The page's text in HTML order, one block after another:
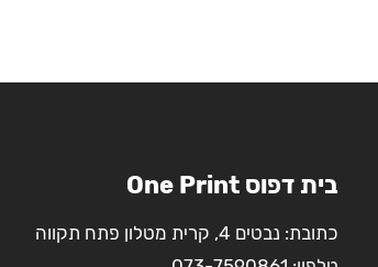
בית דפוס One Print
כתובת: נבטים 4, קרית מטלון פתח תקווה